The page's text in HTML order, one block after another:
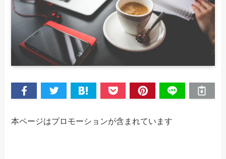
本ページはプロモーションが含まれています